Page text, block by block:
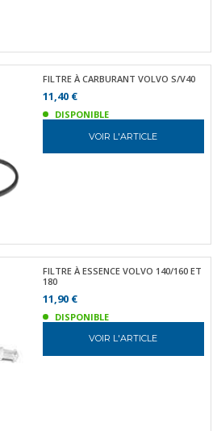
FILTRE À CARBURANT VOLVO S/V40
11,40 €
DISPONIBLE
VOIR L'ARTICLE
FILTRE À ESSENCE VOLVO 140/160 ET
180
11,90 €
DISPONIBLE
VOIR L'ARTICLE